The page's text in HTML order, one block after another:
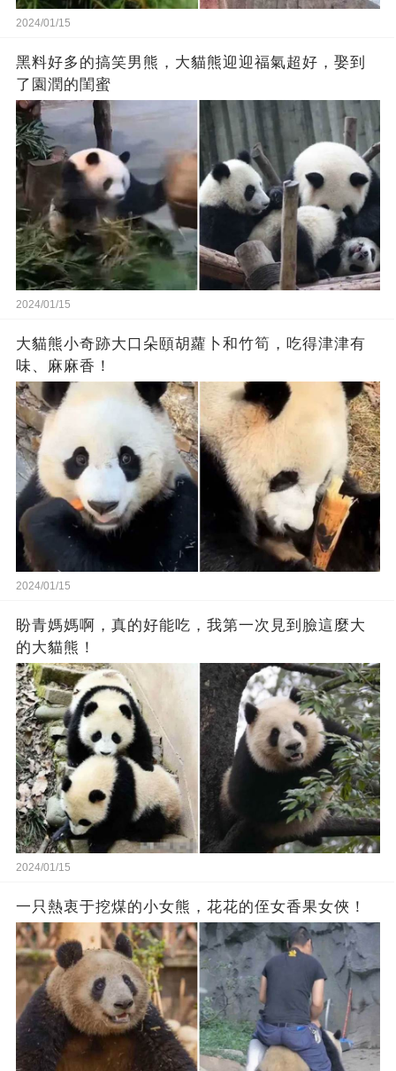
2024/01/15
黑料好多的搞笑男熊，大貓熊迎迎福氣超好，娶到
了園潤的閨蜜
2024/01/15
大貓熊小奇跡大口朵頤胡蘿卜和竹筍，吃得津津有
味、麻麻香！
2024/01/15
盼青媽媽啊，真的好能吃，我第一次見到臉這麼大
的大貓熊！
2024/01/15
一只熱衷于挖煤的小女熊，花花的侄女香果女俠！